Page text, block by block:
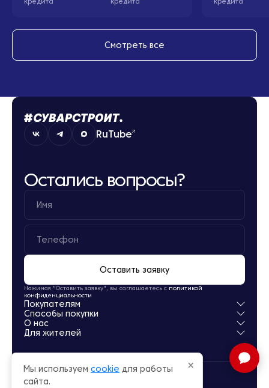
Смотреть все
RuTube
Остались вопросы?
Оставить заявку
Нажимая "Оставить заявку", вы соглашаетесь с политикой
конфиденциальности
Покупателям
Квартиры
Паркинг
Способы покупки
Ипотека
Обмен
О нас
Новости
Офисы продаж
Карьера
Для жителей
Личный кабинет
© Суварстроит 2015 — 2026
×
Мы используем cookie для работы
сайта.